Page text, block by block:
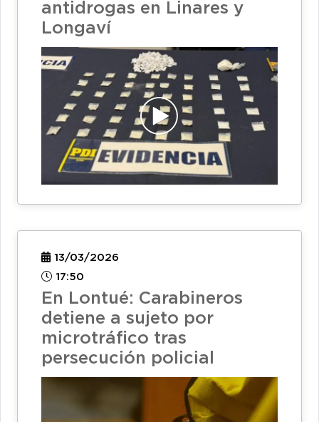
antidrogas en Linares y
Longaví
13/03/2026
17:50
En Lontué: Carabineros
detiene a sujeto por
microtráfico tras
persecución policial